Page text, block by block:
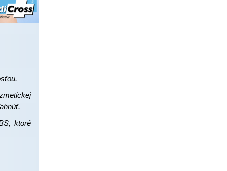
ktoré